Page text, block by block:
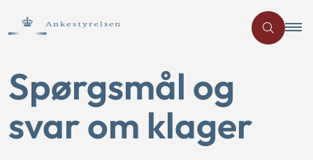
Spørgsmål og
svar om klager